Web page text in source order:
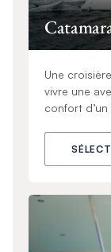
Une
vivre une
confort